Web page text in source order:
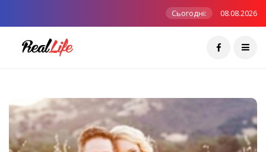
Сьогодні: 08.08.2026